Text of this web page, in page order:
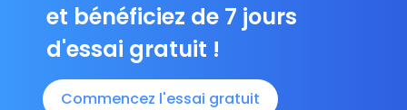
et bénéficiez de 7 jours
d'essai gratuit !
Commencez l'essai gratuit